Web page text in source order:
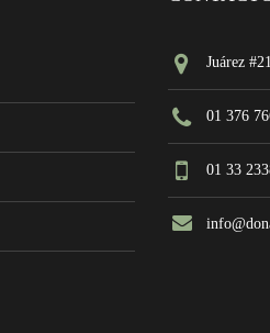
Juárez
01 376
01 33